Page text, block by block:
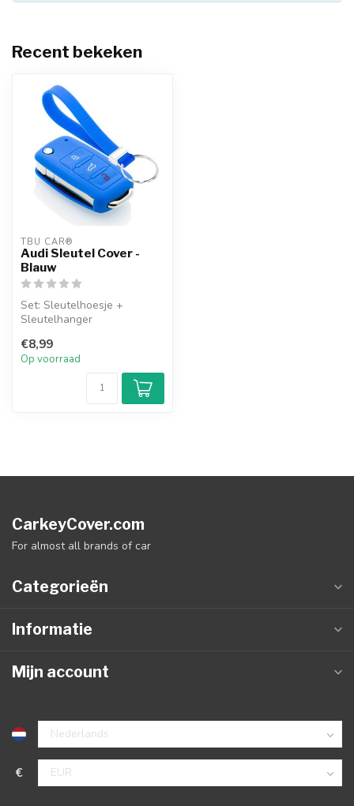
Recent bekeken
TBU CAR®
Audi Sleutel Cover -
Blauw
Set: Sleutelhoesje +
Sleutelhanger
€8,99
Op voorraad
CarkeyCover.com
For almost all brands of car
Categorieën
Informatie
Mijn account
€